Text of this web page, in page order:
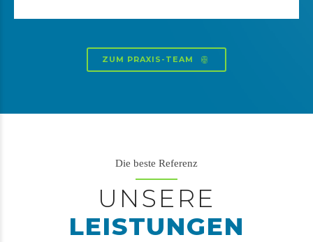
ZUM PRAXIS-TEAM
Die beste Referenz
UNSERE
LEISTUNGEN